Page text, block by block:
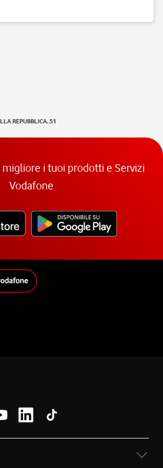
REPUBBLICA, 51
i tuoi prodotti e Servizi
Vodafone